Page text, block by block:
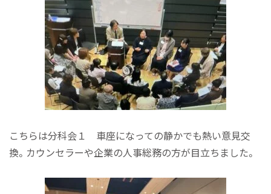
こちらは分科会１ 車座になっての静かでも熱い意見交
換。カウンセラーや企業の人事総務の方が目立ちました。